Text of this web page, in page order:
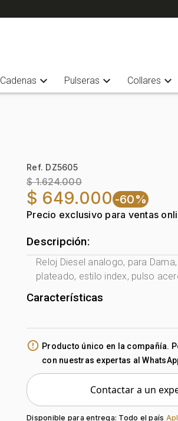
Cadenas expand_more Pulseras expand_more Collares expand_more
Ref. DZ5605
$ 1.624.000
$ 649.000-60%
Precio exclusivo para ventas
Descripción:
Reloj Diesel analogo, para
plateado, estilo index, pulso
Características
Marca: Diesel
Género:
Forma de caja: Redondo
Movimiento: Quartz
Tipo de cristal: Mineral
Color del tablero: Plateado
Color del Pulso: Plateado
Estilo de numeración:
Index
error_outline Producto único en la compañía.
con nuestras expertas al
Contactar a un
Disponible para entrega: Todo el país